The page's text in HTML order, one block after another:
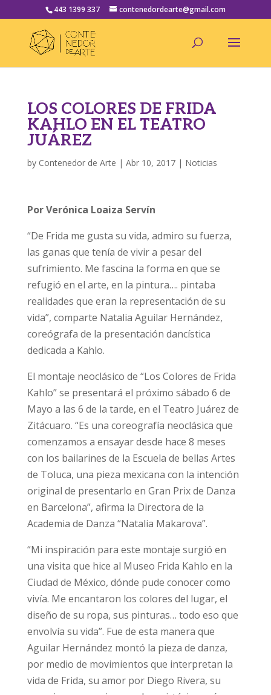
443 1399 337 contenedordearte@gmail.com
LOS COLORES DE FRIDA
KAHLO EN EL TEATRO
JUÁREZ
by Contenedor de Arte | Abr 10, 2017| Noticias
Por Verónica Loaiza Servín
“De Frida me gusta su vida, admiro su fuerza,
las ganas que tenía de vivir a pesar del
sufrimiento. Me fascina la forma en que se
refugió en el arte, en la pintura…. pintaba
realidades que eran la representación de su
vida”, comparte Natalia Aguilar Hernández,
coreógrafa de la presentación dancística
dedicada a Kahlo.
El montaje neoclásico de “Los Colores de Frida
Kahlo” se presentará el próximo sábado 6 de
Mayo a las 6 de la tarde, en el Teatro Juárez de
Zitácuaro. “Es una coreografía neoclásica que
comenzamos a ensayar desde hace 8 meses
con los bailarines de la Escuela de bellas Artes
de Toluca, una pieza mexicana con la intención
original de presentarlo en Gran Prix de Danza
en Barcelona”, afirma la Directora de la
Academia de Danza “Natalia Makarova”.
“Mi inspiración para este montaje surgió en
una visita que hice al Museo Frida Kahlo en la
Ciudad de México, dónde pude conocer como
vivía. Me encantaron los colores del lugar, el
diseño de su ropa, sus pinturas… todo eso que
envolvía su vida”. Fue de esta manera que
Aguilar Hernández montó la pieza de danza,
por medio de movimientos que interpretan la
vida de Frida, su amor por Diego Rivera, su